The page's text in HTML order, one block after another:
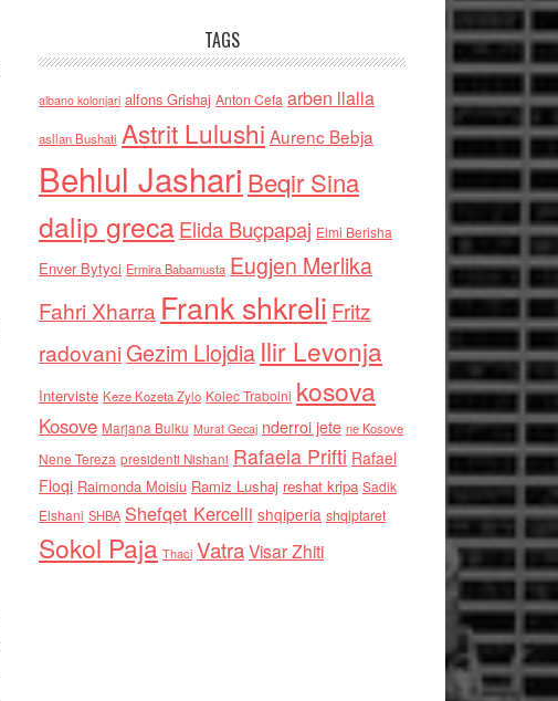
TAGS
albano kolonjari alfons Grishaj Anton Cefa arben llalla
asllan Bushati Astrit Lulushi Aurenc Bebja
Behlul Jashari Beqir Sina
dalip grecaElida Buçpapaj Elmi Berisha
Enver Bytyci Ermira Babamusta Eugjen Merlika
Fahri Xharra Frank shkreli Fritz
radovaniGezim Llojdia Ilir Levonja
Interviste Keze Kozeta Zylo Kolec Traboini kosova
Kosove Marjana Bulku Murat Gecaj nderroi jete ne Kosove
Nene Tereza presidenti Nishani Rafaela Prifti Rafael
Floqi Raimonda Moisiu Ramiz Lushaj reshat kripa Sadik
Elshani SHBA Shefqet Kercelli shqiperia shqiptaret
Sokol Paja Thaci VatraVisar Zhiti